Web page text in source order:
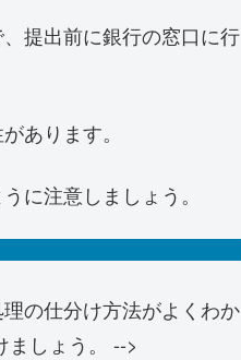
提出前に銀行の窓口に行
あります。
に注意しましょう。
の仕分け方法がよくわか
ましょう。 -->